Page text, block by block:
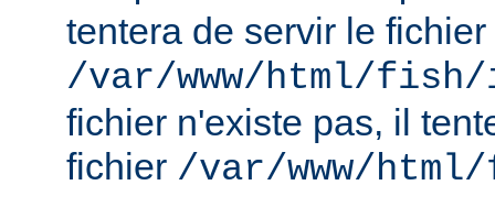
tentera de servir le fichier
/var/www/html/
fichier n'existe pas, il
fichier /var/www/